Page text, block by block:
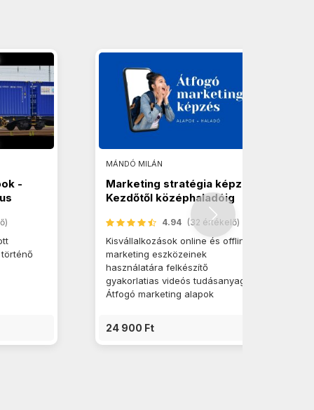
-
MÁNDÓ MILÁN
Marketing stratégia képzés.
Kezdőtől középhaladóig
4.94 (32 értékelő)
Kisvállalkozások online és offline
marketing eszközeinek
használatára felkészítő
gyakorlatias videós tudásanyag.
Átfogó marketing alapok
24 900 Ft